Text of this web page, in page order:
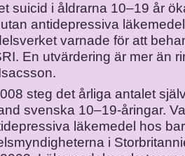
suicid i åldrarna 10–19 år
antidepressiva
varnade för att
En utvärdering är mer än
steg det årliga antalet
svenska 10–19-åringar.
läkemedel hos
i